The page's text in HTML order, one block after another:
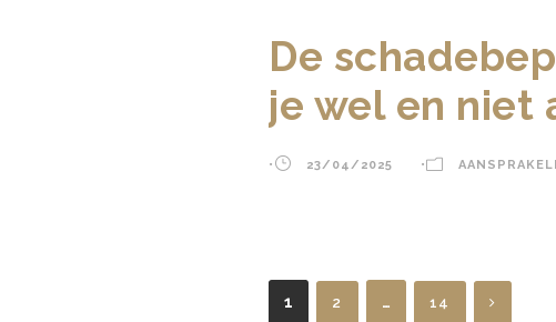
De
je wel en niet
• 23/04/2025 •
1 2 … 14